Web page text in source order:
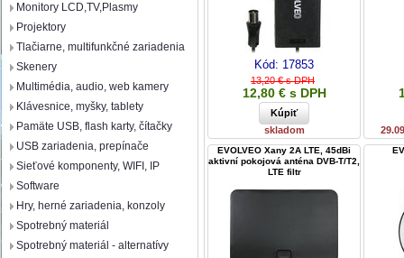
Monitory LCD,TV,Plasmy
Projektory
Tlačiarne, multifunkčné zariadenia
Skenery
Multimédia, audio, web kamery
Klávesnice, myšky, tablety
Pamäte USB, flash karty, čítačky
USB zariadenia, prepínače
Sieťové komponenty, WIFI, IP
Software
Hry, herné zariadenia, konzoly
Spotrebný materiál
Spotrebný materiál - alternatívy
Kód: 17853
13,20 € s DPH
12,80 € s DPH
skladom
EVOLVEO Xany 2A LTE, 45dBi
aktivní pokojová anténa DVB-T/T2,
LTE filtr